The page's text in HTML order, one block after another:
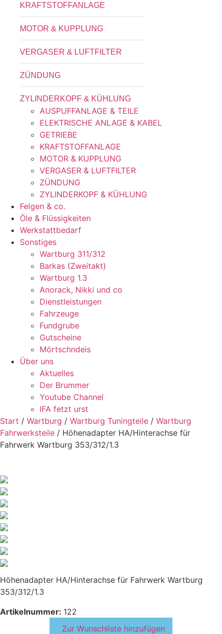
KRAFTSTOFFANLAGE
MOTOR & KUPPLUNG
VERGASER & LUFTFILTER
ZÜNDUNG
ZYLINDERKOPF & KÜHLUNG
AUSPUFFANLAGE & TEILE
ELEKTRISCHE ANLAGE & KABEL
GETRIEBE
KRAFTSTOFFANLAGE
MOTOR & KUPPLUNG
VERGASER & LUFTFILTER
ZÜNDUNG
ZYLINDERKOPF & KÜHLUNG
Felgen & co.
Öle & Flüssigkeiten
Werkstattbedarf
Sonstiges
Wartburg 311/312
Barkas (Zweitakt)
Wartburg 1.3
Anorack, Nikki und co
Dienstleistungen
Fahrzeuge
Fundgrube
Gutscheine
Mörtschndeis
Über uns
Aktuelles
Der Brummer
Youtube Channel
IFA fetzt urst
Start / Wartburg / Wartburg Tuningteile / Wartburg
Fahrwerksteile / Höhenadapter HA/Hinterachse für
Fahrwerk Wartburg 353/312/1.3
Höhenadapter HA/Hinterachse für Fahrwerk Wartburg
353/312/1.3
Artikelnummer: 122
Zur Wunschliste hinzufügen